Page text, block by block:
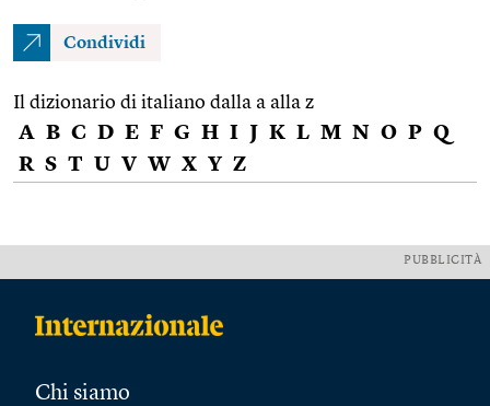
Condividi
Il dizionario di italiano dalla a alla z
A B C D E F G H I J K L M N O P Q
R S T U V W X Y Z
PUBBLICITÀ
Chi siamo